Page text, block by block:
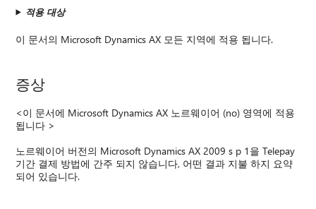
적용 대상
이 문서의 Microsoft Dynamics AX 모든 지역에 적용 됩니다.
증상
<이 문서에 Microsoft Dynamics AX 노르웨이어 (no) 영역에 적용
됩니다 >
노르웨이어 버전의 Microsoft Dynamics AX 2009 s p 1을 Telepay
기간 결제 방법에 간주 되지 않습니다, 어떤 결과 지불 하지 요약
되어 있습니다.